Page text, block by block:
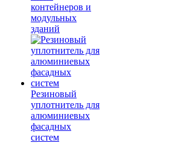
контейнеров и
модульных
зданий
Резиновый
уплотнитель для
алюминиевых
фасадных
систем